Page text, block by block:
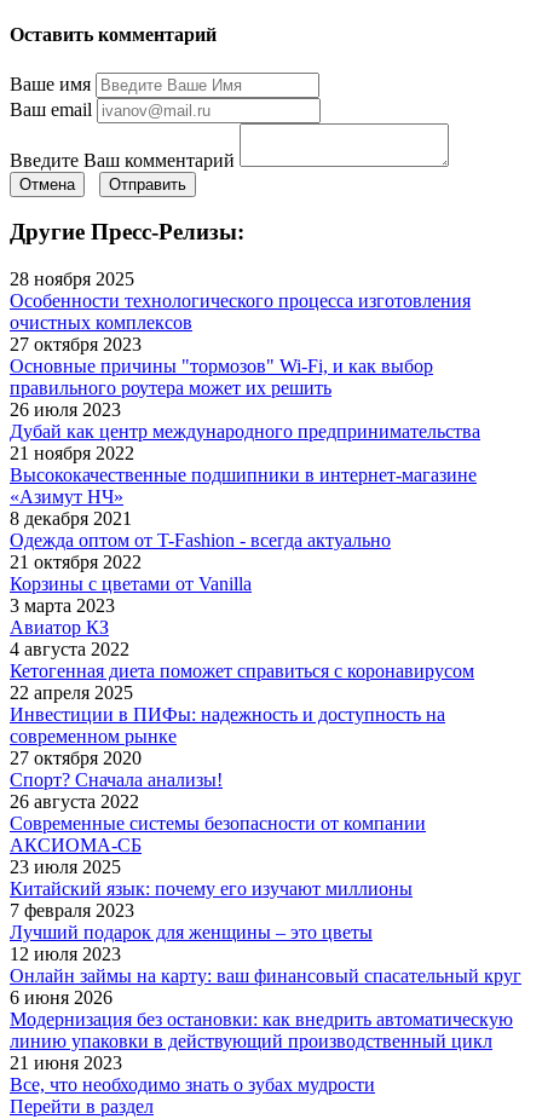
Оставить комментарий
Ваше имя
Ваш email
Введите Ваш комментарий
Отмена Отправить
Другие Пресс-Релизы:
28 ноября 2025
Особенности технологического процесса изготовления
очистных комплексов
27 октября 2023
Основные причины "тормозов" Wi-Fi, и как выбор
правильного роутера может их решить
26 июля 2023
Дубай как центр международного предпринимательства
21 ноября 2022
Высококачественные подшипники в интернет-магазине
«Азимут НЧ»
8 декабря 2021
Одежда оптом от T-Fashion - всегда актуально
21 октября 2022
Корзины с цветами от Vanilla
3 марта 2023
Авиатор КЗ
4 августа 2022
Кетогенная диета поможет справиться с коронавирусом
22 апреля 2025
Инвестиции в ПИФы: надежность и доступность на
современном рынке
27 октября 2020
Спорт? Сначала анализы!
26 августа 2022
Современные системы безопасности от компании
АКСИОМА-СБ
23 июля 2025
Китайский язык: почему его изучают миллионы
7 февраля 2023
Лучший подарок для женщины – это цветы
12 июля 2023
Онлайн займы на карту: ваш финансовый спасательный круг
6 июня 2026
Модернизация без остановки: как внедрить автоматическую
линию упаковки в действующий производственный цикл
21 июня 2023
Все, что необходимо знать о зубах мудрости
Перейти в раздел